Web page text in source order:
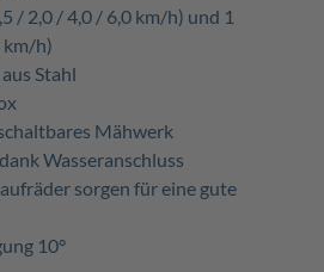
/ 2,0 / 4,0 / 6,0 km/h) und 1
km/h)
Stahl
Mähwerk
Wasseranschluss
sorgen für eine gute
10°